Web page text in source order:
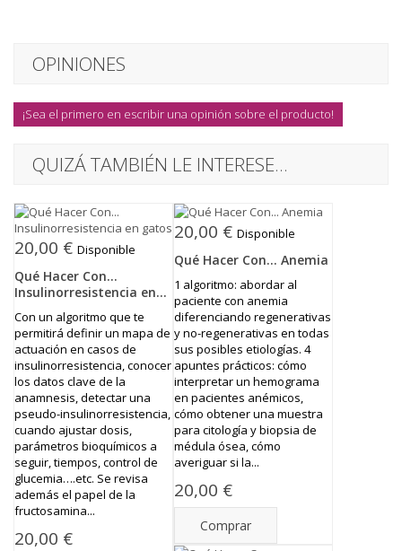
OPINIONES
¡Sea el primero en escribir una opinión sobre el producto!
QUIZÁ TAMBIÉN LE INTERESE...
20,00 € Disponible
Qué Hacer Con...
Insulinorresistencia en...
Con un algoritmo que te
permitirá definir un mapa de
actuación en casos de
insulinorresistencia, conocer
los datos clave de la
anamnesis, detectar una
pseudo-insulinorresistencia,
cuando ajustar dosis,
parámetros bioquímicos a
seguir, tiempos, control de
glucemia….etc. Se revisa
además el papel de la
fructosamina...
20,00 €
20,00 € Disponible
Qué Hacer Con... Anemia
1 algoritmo: abordar al
paciente con anemia
diferenciando regenerativas
y no-regenerativas en todas
sus posibles etiologías. 4
apuntes prácticos: cómo
interpretar un hemograma
en pacientes anémicos,
cómo obtener una muestra
para citología y biopsia de
médula ósea, cómo
averiguar si la...
20,00 €
Comprar